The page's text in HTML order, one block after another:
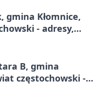
gmina Kłomnice,
- adresy,
B, gmina
częstochowski -